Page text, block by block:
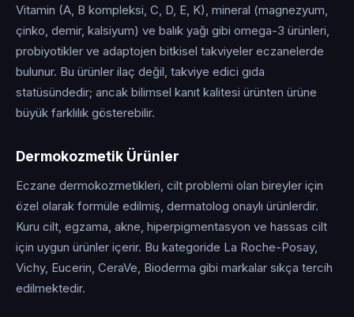
Vitamin (A, B kompleksi, C, D, E, K), mineral (magnezyum,
çinko, demir, kalsiyum) ve balık yağı gibi omega-3 ürünleri,
probiyotikler ve adaptojen bitkisel takviyeler eczanelerde
bulunur. Bu ürünler ilaç değil, takviye edici gıda
statüsündedir; ancak bilimsel kanıt kalitesi ürünten ürüne
büyük farklılık gösterebilir.
Dermokozmetik Ürünler
Eczane dermokozmetikleri, cilt problemi olan bireyler için
özel olarak formüle edilmiş, dermatolog onaylı ürünlerdir.
Kuru cilt, egzama, akne, hiperpigmentasyon ve hassas cilt
için uygun ürünler içerir. Bu kategoride La Roche-Posay,
Vichy, Eucerin, CeraVe, Bioderma gibi markalar sıkça tercih
edilmektedir.